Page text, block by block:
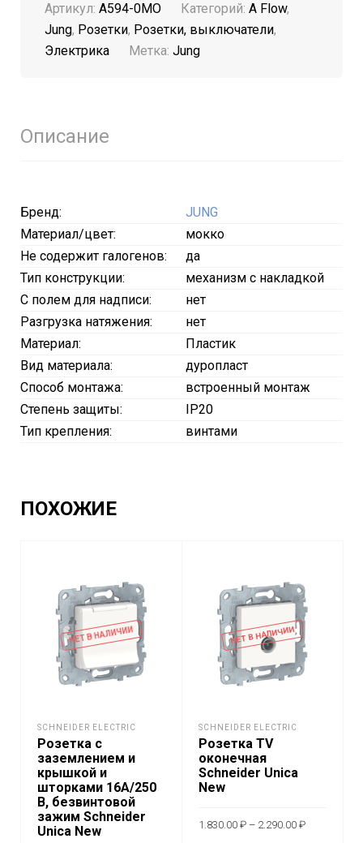
Артикул: A594-0MO Категорий: A Flow,
Jung, Розетки, Розетки, выключатели,
Электрика
Метка: Jung
Описание
Бренд:
JUNG
Материал/цвет:
мокко
Не содержит галогенов:
да
Тип конструкции:
механизм с накладкой
С полем для надписи:
нет
Разгрузка натяжения:
нет
Материал:
Пластик
Вид материала:
дуропласт
Способ монтажа:
встроенный монтаж
Степень защиты:
IP20
Тип крепления:
винтами
ПОХОЖИЕ
НЕТ В НАЛИЧИИ
SCHNEIDER ELECTRIC
Розетка с
заземлением и
крышкой и
шторками 16A/250
В, безвинтовой
зажим Schneider
Unica New
НЕТ В НАЛИЧИИ
SCHNEIDER ELECTRIC
Розетка TV
оконечная
Schneider Unica
New
1.830.00 ₽ – 2.290.00 ₽